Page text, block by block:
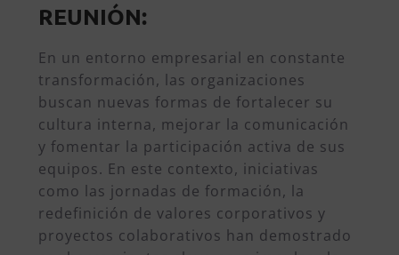
REUNIÓN:
En un entorno empresarial en constante
transformación, las organizaciones
buscan nuevas formas de fortalecer su
cultura interna, mejorar la comunicación
y fomentar la participación activa de sus
equipos. En este contexto, iniciativas
como las jornadas de formación, la
redefinición de valores corporativos y
proyectos colaborativos han demostrado